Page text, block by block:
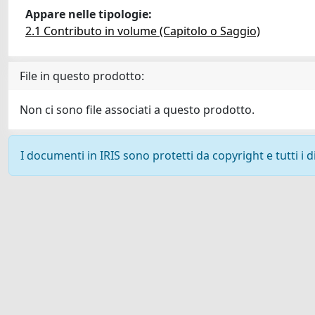
Appare nelle tipologie:
2.1 Contributo in volume (Capitolo o Saggio)
File in questo prodotto:
Non ci sono file associati a questo prodotto.
I documenti in IRIS sono protetti da copyright e tutti i